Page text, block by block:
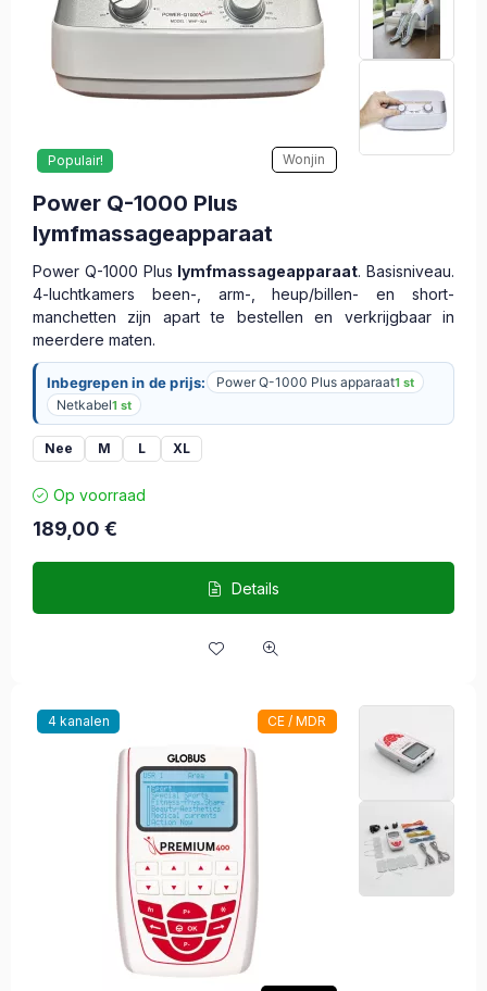
Populair! Wonjin
Power Q-1000 Plus
lymfmassageapparaat
Power Q-1000 Plus lymfmassageapparaat. Basisniveau.
4-luchtkamers been-, arm-, heup/billen- en short-
manchetten zijn apart te bestellen en verkrijgbaar in
meerdere maten.
Inbegrepen in de prijs: Power Q-1000 Plus apparaat1 st
Netkabel1 st
Nee M L XL
Op voorraad
189,00 €
Details
4 kanalen CE / MDR